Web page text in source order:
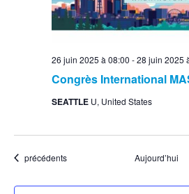
Congrès International
26 juin 2025 à 08:00 -28 juin 2025
SEATTLE U, United States
Événements
précédents Aujourd’hui